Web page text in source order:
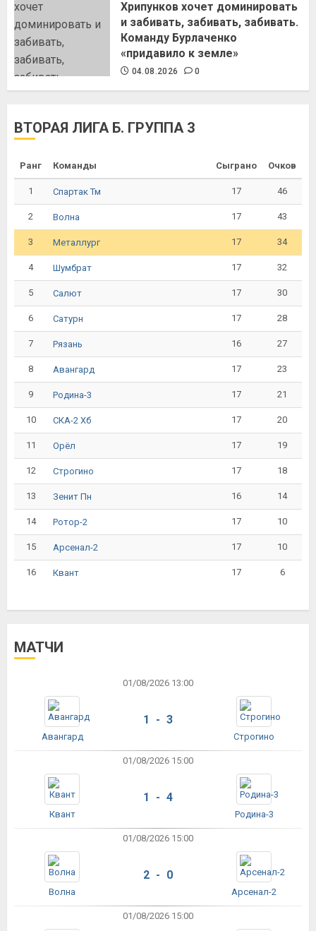
Хрипунков хочет доминировать
и забивать, забивать, забивать.
Команду Бурлаченко
«придавило к земле»
04.08.2026 0
ВТОРАЯ ЛИГА Б. ГРУППА 3
Ранг Команды Сыграно Очков
1 Спартак Тм 17 46
2 Волна 17 43
3 Металлург 17 34
4 Шумбрат 17 32
5 Салют 17 30
6 Сатурн 17 28
7 Рязань 16 27
8 Авангард 17 23
9 Родина-3 17 21
10 СКА-2 Хб 17 20
11 Орёл 17 19
12 Строгино 17 18
13 Зенит Пн 16 14
14 Ротор-2 17 10
15 Арсенал-2 17 10
16 Квант 17 6
МАТЧИ
01/08/2026 13:00
Авангард
1 - 3
Строгино
01/08/2026 15:00
Квант
1 - 4
Родина-3
01/08/2026 15:00
Волна
2 - 0
Арсенал-2
01/08/2026 15:00